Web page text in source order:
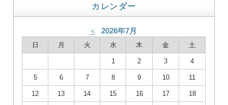
カレンダー
< 2026年7月
日 月 火 水 木 金 土
1 2 3 4
5 6 7 8 9 10 11
12 13 14 15 16 17 18